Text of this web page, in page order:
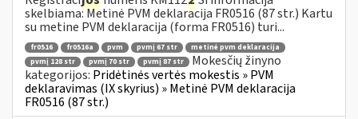
skelbiama: Metinė PVM deklaracija FR0516 (87 str.) Kartu
su metine PVM deklaracija (forma FR0516) turi...
fr0516 fr0516a pvm pvmį 67 str
metinė pvm deklaracija
pvmį 128 str
pvmį 70 str pvmį 87 str
Mokesčių žinyno
kategorijos: Pridėtinės vertės mokestis » PVM
deklaravimas (IX skyrius) » Metinė PVM deklaracija
FR0516 (87 str.)